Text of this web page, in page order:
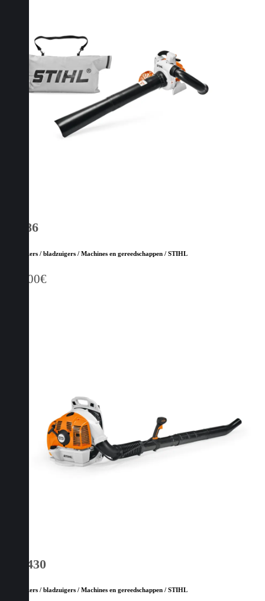
SH 86
Bladblazers / bladzuigers / Machines en gereedschappen / STIHL
499,00€
BR 430
Bladblazers / bladzuigers / Machines en gereedschappen / STIHL